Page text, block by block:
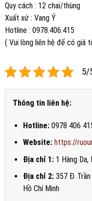
Quy cách : 12 chai/thùng
Xuất xứ : Vang Ý
Hotline : 0978.406.415
( Vui lòng liên hệ để có giá
5/
Thông tin liên hệ:
Hotline:0978 406
Website: https://
Địa chỉ 1:1 Hàng Da,
Địa chỉ 2:357 Đ. Trần
Hồ Chí Minh